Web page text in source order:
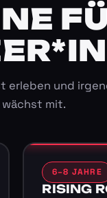
erleben und
wächst mit.
6–8 JAHRE
RISING